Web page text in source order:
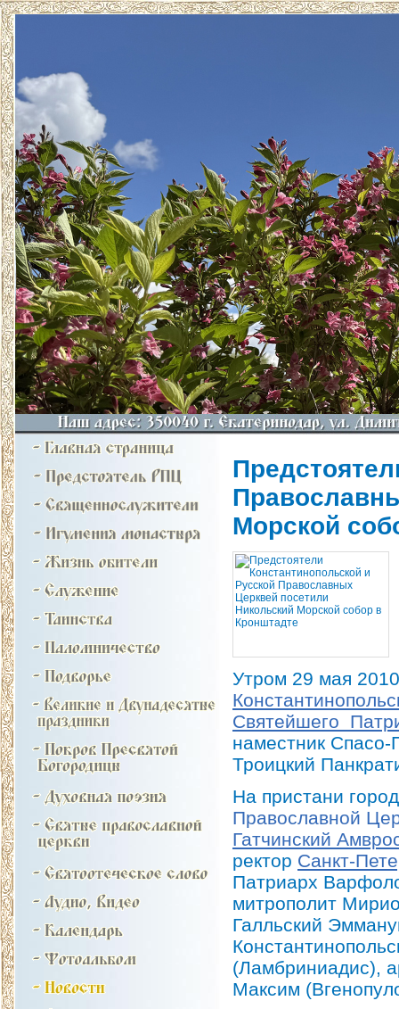
Морской
Утром 29 мая
Святейшего
наместник Спасо-
Троицкий
На пристани
Православной
Гатчинский
ректор Санкт-
Патриарх
митрополит
Галльский
(Ламбриниадис),
Максим